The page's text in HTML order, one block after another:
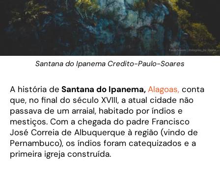
Santana do Ipanema Credito-Paulo-Soares
A história de Santana do Ipanema,Alagoas, conta
que, no final do século XVIII, a atual cidade não
passava de um arraial, habitado por índios e
mestiços. Com a chegada do padre Francisco
José Correia de Albuquerque à região (vindo de
Pernambuco), os índios foram catequizados e a
primeira igreja construída.